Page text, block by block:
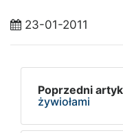
23-01-2011
Poprzedni
żywiołami